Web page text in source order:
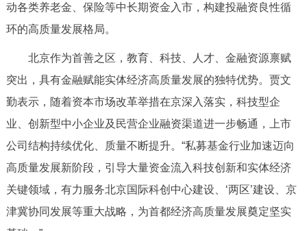
动各类养老金、保险等中长期资金入市，构建投融资良性循
环的高质量发展格局。
北京作为首善之区，教育、科技、人才、金融资源禀赋
突出，具有金融赋能实体经济高质量发展的独特优势。贾文
勤表示，随着资本市场改革举措在京深入落实，科技型企
业、创新型中小企业及民营企业融资渠道进一步畅通，上市
公司结构持续优化、质量不断提升。“私募基金行业加速迈向
高质量发展新阶段，引导大量资金流入科技创新和实体经济
关键领域，有力服务北京国际科创中心建设、‘两区’建设、京
津冀协同发展等重大战略，为首都经济高质量发展奠定坚实